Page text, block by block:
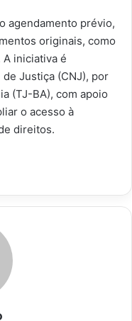
agendamento prévio,
originais, como
A iniciativa é
Justiça (CNJ), por
(TJ-BA), com apoio
o acesso à
direitos.